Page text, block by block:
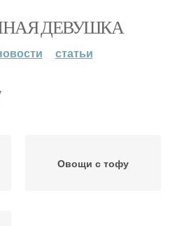
ДЕВУШКА
статьи
Овощи с тофу